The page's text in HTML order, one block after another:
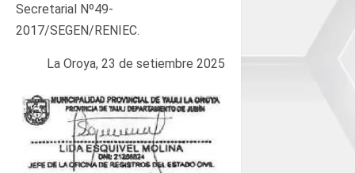
Secretarial Nº49-
2017/SEGEN/RENIEC.
La Oroya, 23 de setiembre 2025